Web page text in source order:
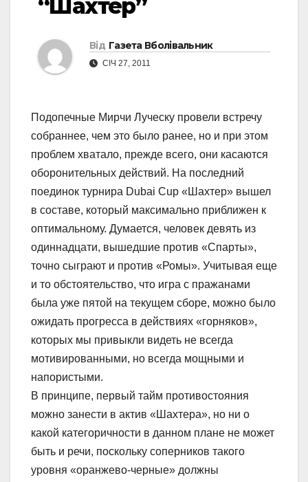
“Шахтер”
Від Газета Вболівальник
СІЧ 27, 2011
Подопечные Мирчи Луческу провели встречу
собраннее, чем это было ранее, но и при этом
проблем хватало, прежде всего, они касаются
оборонительных действий. На последний
поединок турнира Dubai Cup «Шахтер» вышел
в составе, который максимально приближен к
оптимальному. Думается, человек девять из
одиннадцати, вышедшие против «Спарты»,
точно сыграют и против «Ромы». Учитывая еще
и то обстоятельство, что игра с пражанами
была уже пятой на текущем сборе, можно было
ожидать прогресса в действиях «горняков»,
которых мы привыкли видеть не всегда
мотивированными, но всегда мощными и
напористыми.
В принципе, первый тайм противостояния
можно занести в актив «Шахтера», но ни о
какой категоричности в данном плане не может
быть и речи, поскольку соперников такого
уровня «оранжево-черные» должны